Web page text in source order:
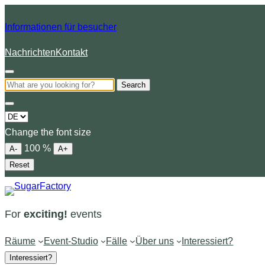
Informationen für besucher
NachrichtenKontakt
Search
Choose
a
language
Change the font size
A- 100 %
A+
Reset
For exciting! events
Räume Event-Studio Fälle Über uns Interessiert?
Interessiert?